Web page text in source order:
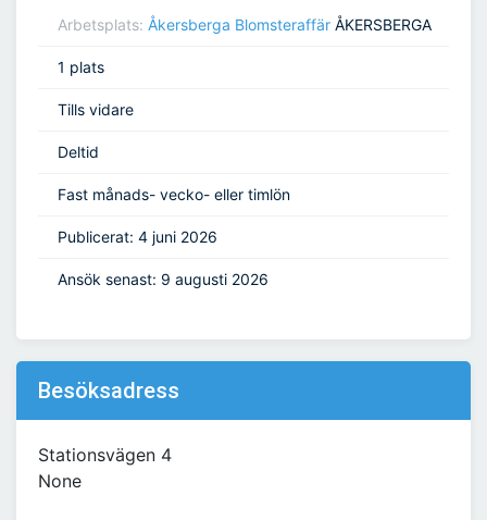
Arbetsplats: Åkersberga Blomsteraffär ÅKERSBERGA
1 plats
Tills vidare
Deltid
Fast månads- vecko- eller timlön
Publicerat: 4 juni 2026
Ansök senast: 9 augusti 2026
Besöksadress
Stationsvägen 4
None